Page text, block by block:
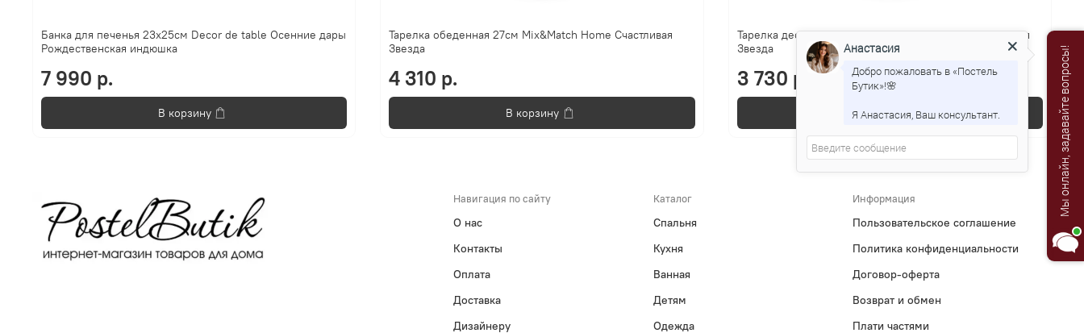
Банка для печенья 23х25см Decor de table Осенние дары
Рождественская индюшка
7 990 р.
В корзину
Тарелка обеденная 27см Mix&Match Home Счастливая
Звезда
4 310 р.
В корзину
Тарелка десертная 20.5см Mix&Match Home Счастливая
Звезда
3 730 р.
В корзину
Навигация по сайту
О нас
Контакты
Оплата
Доставка
Дизайнеру
Каталог
Спальня
Кухня
Ванная
Детям
Одежда
Информация
Пользовательское соглашение
Политика конфиденциальности
Договор-оферта
Возврат и обмен
Плати частями
Мы онлайн, задавайте вопросы!
Анастасия
Добро пожаловать в «Постель
Бутик»!🌸
Я Анастасия, Ваш консультант.